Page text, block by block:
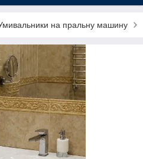
на пральну машину